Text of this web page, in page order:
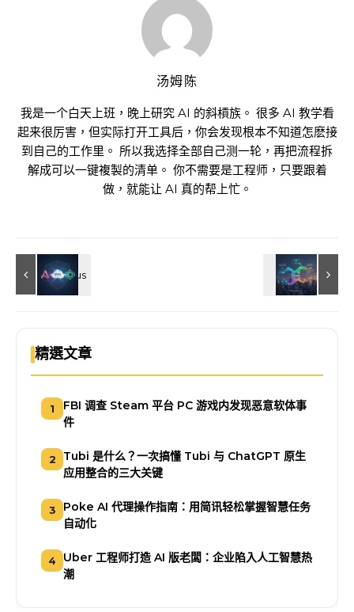
汤姆陈
我是一个白天上班，晚上研究 AI 的斜槓族。 很多 AI 教学看
起来很厉害，但实际打开工具后，你会发现根本不知道怎麽接
到自己的工作里。 所以我选择全部自己测一轮，再把流程拆
解成可以一键複製的清单。 你不需要是工程师，只要跟着
做，就能让 AI 真的帮上忙。
精選文章
1
FBI 调查 Steam 平台 PC 游戏内发现恶意软体事
件
2
Tubi 是什么？一次搞懂 Tubi 与 ChatGPT 原生
应用整合的三大关键
3
Poke AI 代理操作指南：用简讯轻松掌握智慧任务
自动化
4
Uber 工程师打造 AI 版老闆：企业陷入人工智慧热
潮